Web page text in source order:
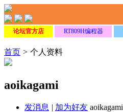
论坛官方店 RT809H编程器
首页 > 个人资料
aoikagami
发消息 | 加为好友 aoikagami